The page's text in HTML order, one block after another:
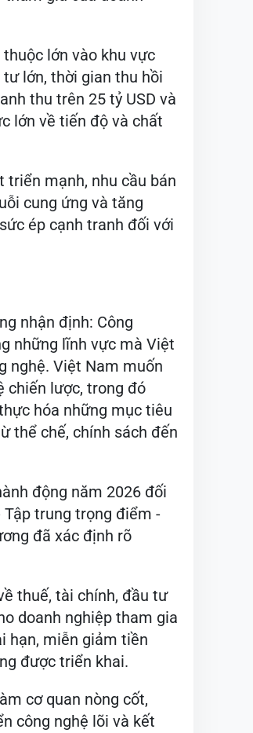
nguồn nhân lực chất
kỹ thuật chưa đáp
tham gia của doanh
lớn vào khu vực
lớn, thời gian thu hồi
thu trên 25 tỷ USD và
lớn về tiến độ và chất
mạnh, nhu cầu bán
ép cạnh tranh đối với
nhận định: Công
những lĩnh vực mà Việt
Việt Nam muốn
lược, trong đó
hóa những mục tiêu
chế, chính sách đến
động năm 2026 đối
Tập trung trọng điểm -
đã xác định rõ
thuế, tài chính, đầu tư
doanh nghiệp tham gia